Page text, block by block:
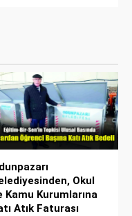
Okul
Kamu Kurumlarına
Atık Faturası